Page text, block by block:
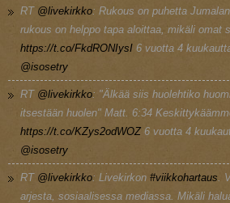
RT @livekirkko: Rukous on puhetta
rukous on helppo tapa aloittaa, mikäli omat
https://t.co/FkdRONIysI 6 vuotta 4
@isosetry
RT @livekirkko: "Älkää siis huolehtiko
itsestään huolen" Matt. 6:34
https://t.co/KZys2odWOZ 6 vuotta 4
@isosetry
RT @livekirkko: Livekirkon #viikkohartaus .
arjesta, sosiaalisessa mediassa. Mikäli